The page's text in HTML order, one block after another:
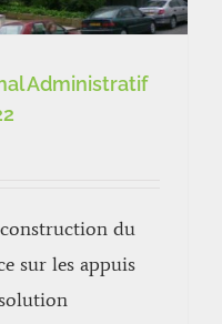
Administratif
du
sur les appuis